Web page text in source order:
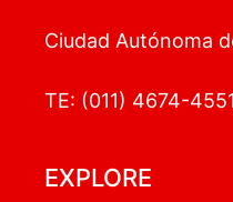
Ciudad Autónoma
TE: (011) 4674-
EXPLORE